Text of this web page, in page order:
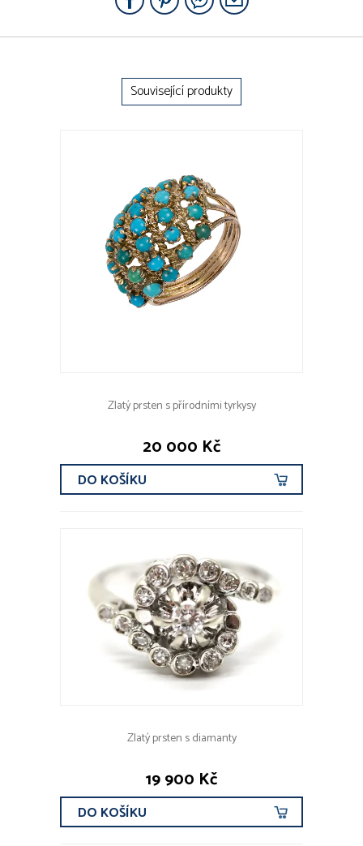
Související produkty
Zlatý prsten s přírodními tyrkysy
20 000 Kč
DO KOŠÍKU
Zlatý prsten s diamanty
19 900 Kč
DO KOŠÍKU